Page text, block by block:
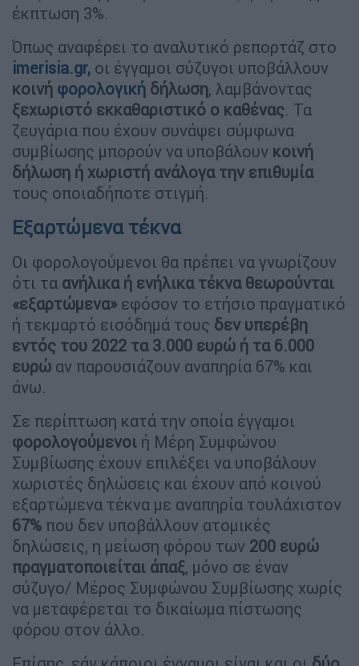
έκπτωση 3%.
Όπως αναφέρει το αναλυτικό ρεπορτάζ στο
imerisia.gr, οι έγγαμοι σύζυγοι υποβάλλουν
κοινή φορολογική δήλωση, λαμβάνοντας
ξεχωριστό εκκαθαριστικό ο καθένας. Τα
ζευγάρια που έχουν συνάψει σύμφωνα
συμβίωσης μπορούν να υποβάλουν κοινή
δήλωση ή χωριστή ανάλογα την επιθυμία
τους οποιαδήποτε στιγμή.
Εξαρτώμενα τέκνα
Οι φορολογούμενοι θα πρέπει να γνωρίζουν
ότι τα ανήλικα ή ενήλικα τέκνα θεωρούνται
«εξαρτώμενα» εφόσον το ετήσιο πραγματικό
ή τεκμαρτό εισόδημά τους δεν υπερέβη
εντός του 2022 τα 3.000 ευρώ ή τα 6.000
ευρώ αν παρουσιάζουν αναπηρία 67% και
άνω.
Σε περίπτωση κατά την οποία έγγαμοι
φορολογούμενοι ή Μέρη Συμφώνου
Συμβίωσης έχουν επιλέξει να υποβάλουν
χωριστές δηλώσεις και έχουν από κοινού
εξαρτώμενα τέκνα με αναπηρία τουλάχιστον
67% που δεν υποβάλλουν ατομικές
δηλώσεις, η μείωση φόρου των 200 ευρώ
πραγματοποιείται άπαξ, μόνο σε έναν
σύζυγο/ Μέρος Συμφώνου Συμβίωσης χωρίς
να μεταφέρεται το δικαίωμα πίστωσης
φόρου στον άλλο.